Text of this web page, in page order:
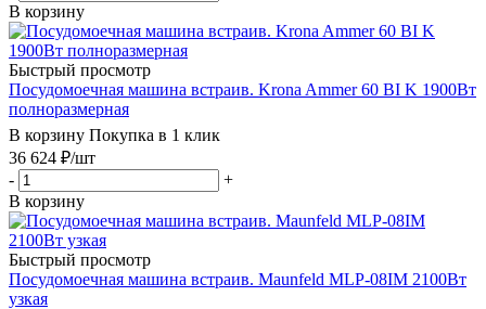
В корзину
Быстрый просмотр
Посудомоечная машина встраив. Krona Ammer 60 BI K 1900Вт
полноразмерная
В корзину Покупка в 1 клик
36 624 ₽/шт
-
+
В корзину
Быстрый просмотр
Посудомоечная машина встраив. Maunfeld MLP-08IM 2100Вт
узкая